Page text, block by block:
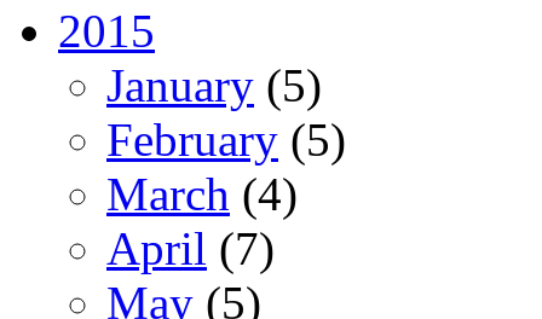
2015
January (5)
February (5)
March (4)
April (7)
May (5)